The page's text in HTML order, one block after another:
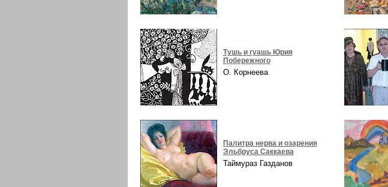
Тушь и гуашь Юрия
Побережного
О. Корнеева
Палитра нерва и озарения
Эльбруса Саккаева
Таймураз Газданов